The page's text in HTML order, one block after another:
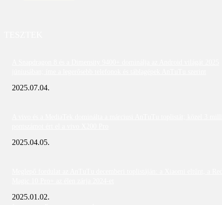
2025.07.04.
2025.04.05.
2025.01.02.